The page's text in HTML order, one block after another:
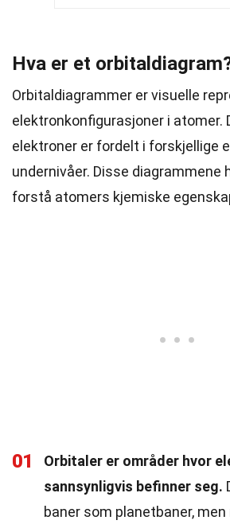
Hva er et
Orbitaldiagrammer er visuelle
elektronkonfigurasjoner i atomer.
elektroner er fordelt i forskjellige
undernivåer. Disse diagrammene
forstå atomers kjemiske
01
Orbitaler er områder hvor
sannsynligvis befinner seg.
baner som planetbaner,